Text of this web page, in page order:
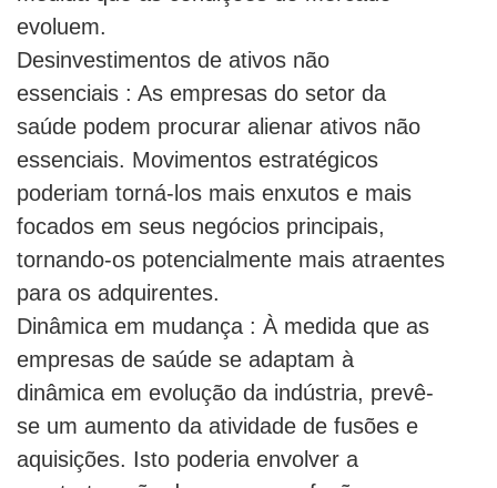
evoluem.
Desinvestimentos de ativos não
essenciais : As empresas do setor da
saúde podem procurar alienar ativos não
essenciais. Movimentos estratégicos
poderiam torná-los mais enxutos e mais
focados em seus negócios principais,
tornando-os potencialmente mais atraentes
para os adquirentes.
Dinâmica em mudança : À medida que as
empresas de saúde se adaptam à
dinâmica em evolução da indústria, prevê-
se um aumento da atividade de fusões e
aquisições. Isto poderia envolver a